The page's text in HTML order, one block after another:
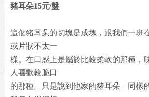
豬耳朵15元/盤
這個豬耳朵的切塊是成塊，跟我們一班
或片狀不太一
樣。在口感上是屬於比較柔軟的那種，
人喜歡較脆口
的那種。只是說到他家的豬耳朵，同樣